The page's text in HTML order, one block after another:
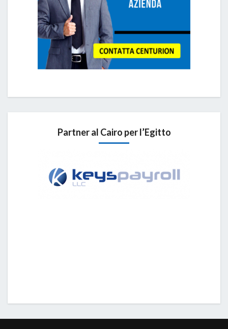
Partner al Cairo per l’Egitto